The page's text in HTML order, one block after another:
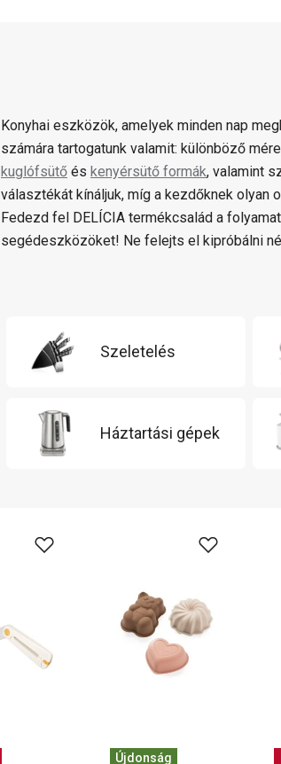
Konyhai eszközök, amelyek minden nap
számára tartogatunk valamit: különböző
kuglófsütő és kenyérsütő formák, valamint
választékát kínáljuk, míg a kezdőknek olyan
Fedezd fel DELÍCIA termékcsalád a
segédeszközöket! Ne felejts el kipróbálni
Szeletelés
Háztartási gépek
Újdonság